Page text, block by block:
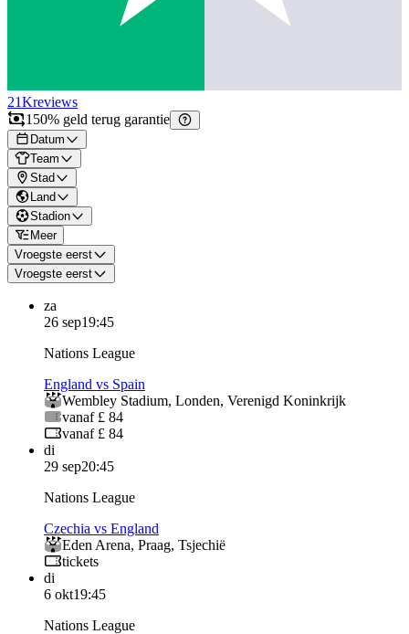
21Kreviews
150% geld terug garantie
Datum
Team
Stad
Land
Stadion
Meer
Vroegste eerst
Vroegste eerst
za
26 sep19:45
Nations League
England vs Spain
Wembley Stadium, Londen, Verenigd Koninkrijk
vanaf £ 84
vanaf £ 84
di
29 sep20:45
Nations League
Czechia vs England
Eden Arena, Praag, Tsjechië
tickets
di
6 okt19:45
Nations League